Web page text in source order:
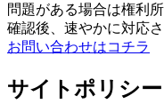
問題がある場合は権利
確認後、速やかに対応さ
お問い合わせはコチラ
サイトポリシー